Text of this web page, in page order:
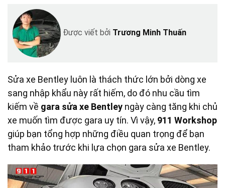
Được viết bởi Trương Minh Thuấn
Sửa xe Bentley luôn là thách thức lớn bởi dòng xe
sang nhập khẩu này rất hiếm, do đó nhu cầu tìm
kiếm về gara sửa xe Bentley ngày càng tăng khi chủ
xe muốn tìm được gara uy tín. Vì vậy, 911 Workshop
giúp bạn tổng hợp những điều quan trọng để bạn
tham khảo trước khi lựa chọn gara sửa xe Bentley.